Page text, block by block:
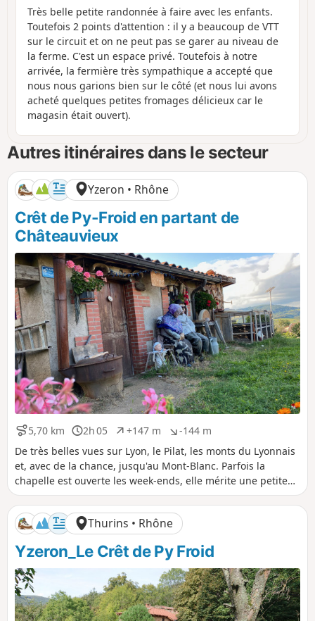
Très belle petite randonnée à faire avec les enfants.
Toutefois 2 points d'attention : il y a beaucoup de VTT
sur le circuit et on ne peut pas se garer au niveau de
la ferme. C'est un espace privé. Toutefois à notre
arrivée, la fermière très sympathique a accepté que
nous nous garions bien sur le côté (et nous lui avons
acheté quelques petites fromages délicieux car le
magasin était ouvert).
Autres itinéraires dans le secteur
Yzeron • Rhône
Crêt de Py-Froid en partant de
Châteauvieux
5,70 km
D
i
s
t
a
n
c
e
2h 05
D
u
r
é
e
+147 m
D
é
i
v
e
l
é
p
o
i
t
i
f
-144 m
D
é
n
i
v
e
l
é
n
é
g
a
t
i
f
De très belles vues sur Lyon, le Pilat, les monts du Lyonnais
et, avec de la chance, jusqu'au Mont-Blanc. Parfois la
chapelle est ouverte les week-ends, elle mérite une petite
visite.
Thurins • Rhône
Yzeron_Le Crêt de Py Froid